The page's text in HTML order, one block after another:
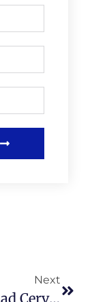
Next
Comunidad Cervantina Celebra Acreditación Institucional